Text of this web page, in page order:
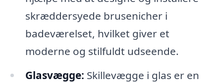
skræddersyede brusenicher i
badeværelset, hvilket giver et
moderne og stilfuldt udseende.
Glasvægge: Skillevægge i glas er en